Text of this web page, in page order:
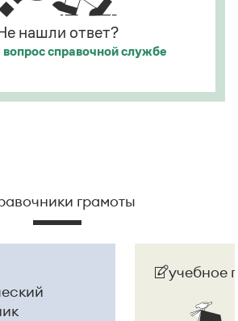
нашли ответ?
справочной службе
грамоты
учебное